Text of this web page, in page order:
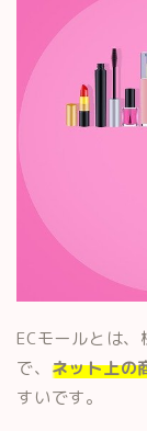
ECモールとは
で、 ネット上の
すいです。